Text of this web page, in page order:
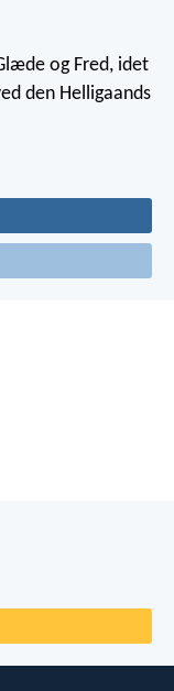
og Fred, idet
den Helligaands